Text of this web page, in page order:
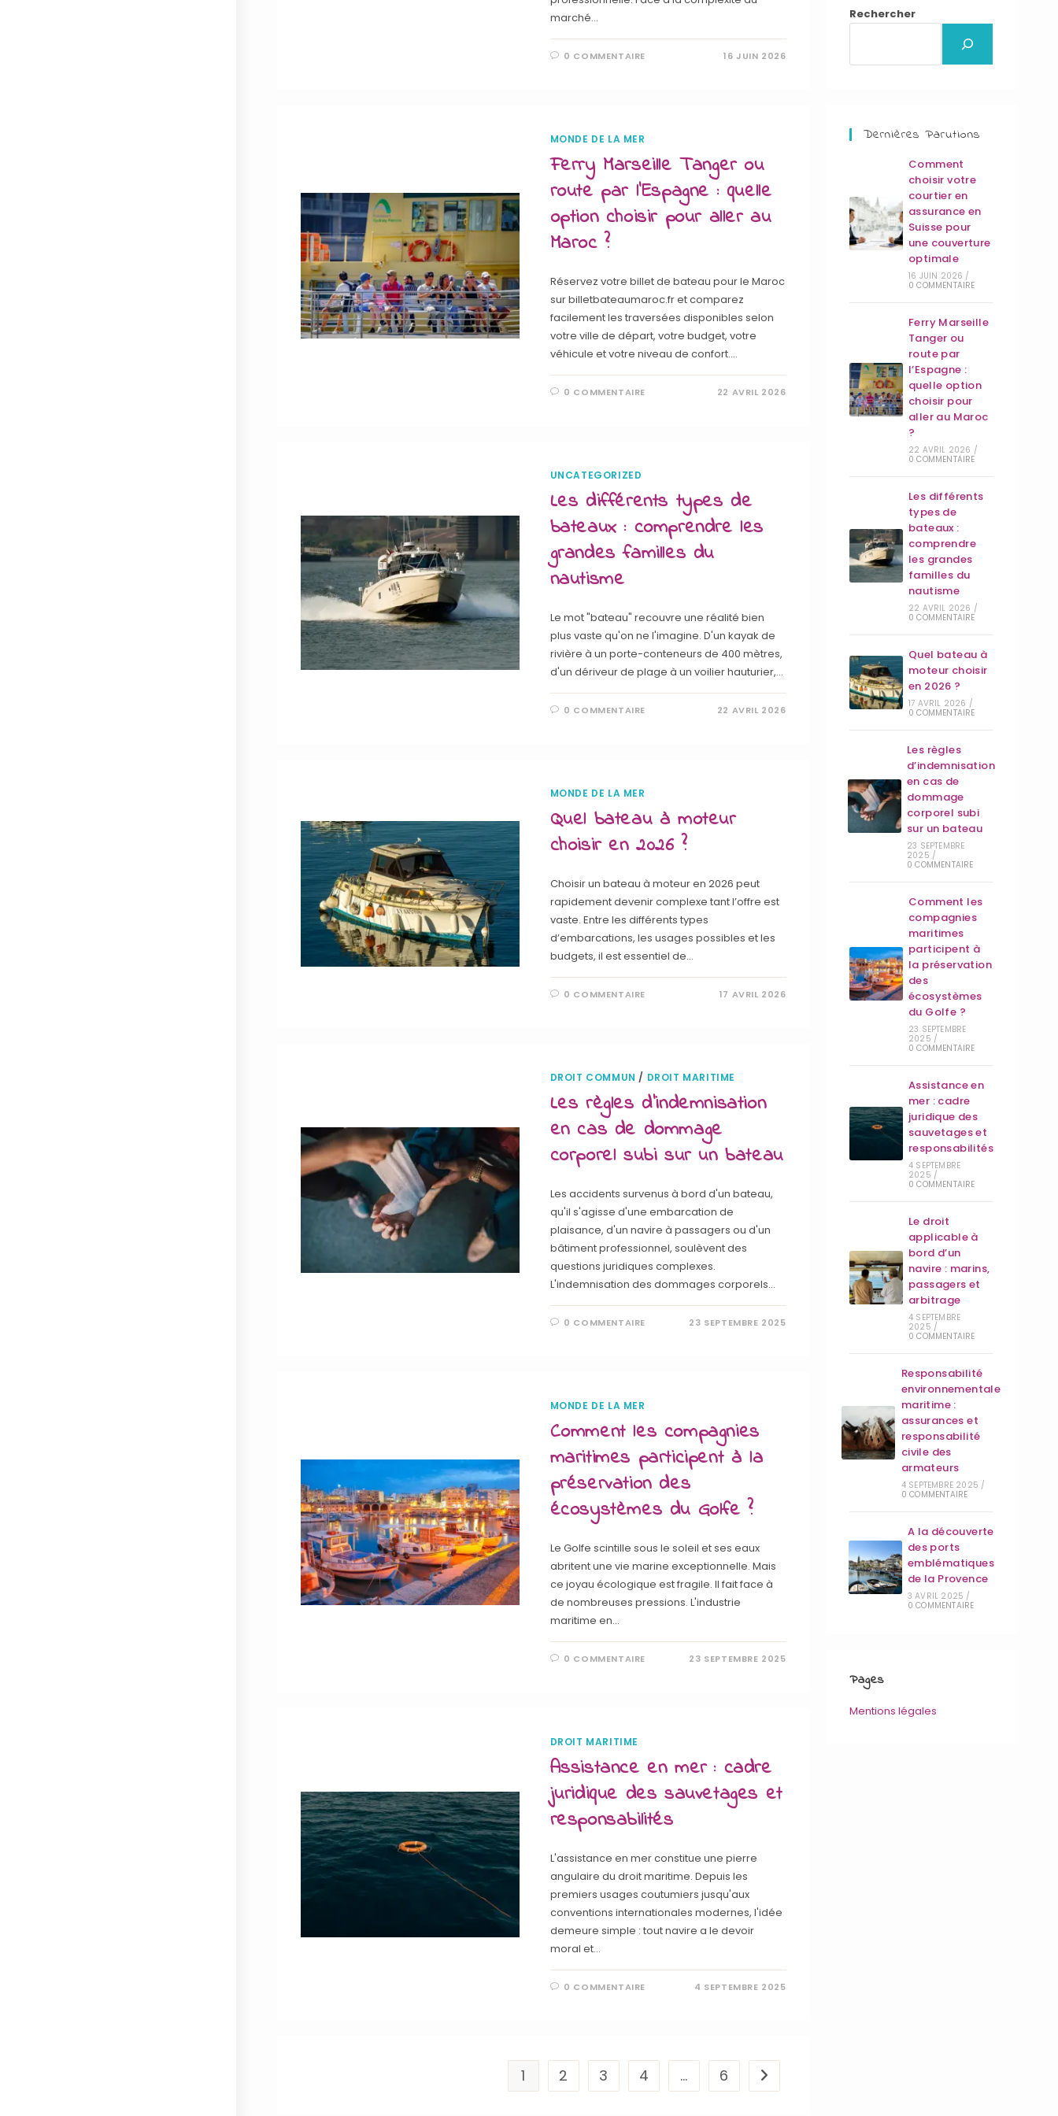
marché…
0 COMMENTAIRE 16 JUIN 2026
MONDE DE LA MER
Ferry Marseille Tanger ou
route par l’Espagne : quelle
option choisir pour aller au
Maroc ?
Réservez votre billet de bateau pour le Maroc
sur billetbateaumaroc.fr et comparez
facilement les traversées disponibles selon
votre ville de départ, votre budget, votre
véhicule et votre niveau de confort.…
0 COMMENTAIRE 22 AVRIL 2026
UNCATEGORIZED
Les différents types de
bateaux : comprendre les
grandes familles du
nautisme
Le mot "bateau" recouvre une réalité bien
plus vaste qu'on ne l'imagine. D'un kayak de
rivière à un porte-conteneurs de 400 mètres,
d'un dériveur de plage à un voilier hauturier,…
0 COMMENTAIRE 22 AVRIL 2026
MONDE DE LA MER
Quel bateau à moteur
choisir en 2026 ?
Choisir un bateau à moteur en 2026 peut
rapidement devenir complexe tant l’offre est
vaste. Entre les différents types
d’embarcations, les usages possibles et les
budgets, il est essentiel de…
0 COMMENTAIRE 17 AVRIL 2026
DROIT COMMUN / DROIT MARITIME
Les règles d’indemnisation
en cas de dommage
corporel subi sur un bateau
Les accidents survenus à bord d'un bateau,
qu'il s'agisse d'une embarcation de
plaisance, d'un navire à passagers ou d'un
bâtiment professionnel, soulèvent des
questions juridiques complexes.
L'indemnisation des dommages corporels…
0 COMMENTAIRE 23 SEPTEMBRE 2025
MONDE DE LA MER
Comment les compagnies
maritimes participent à la
préservation des
écosystèmes du Golfe ?
Le Golfe scintille sous le soleil et ses eaux
abritent une vie marine exceptionnelle. Mais
ce joyau écologique est fragile. Il fait face à
de nombreuses pressions. L'industrie
maritime en…
0 COMMENTAIRE 23 SEPTEMBRE 2025
DROIT MARITIME
Assistance en mer : cadre
juridique des sauvetages et
responsabilités
L'assistance en mer constitue une pierre
angulaire du droit maritime. Depuis les
premiers usages coutumiers jusqu'aux
conventions internationales modernes, l'idée
demeure simple : tout navire a le devoir
moral et…
0 COMMENTAIRE 4 SEPTEMBRE 2025
1 2 3 4 … 6 Aller à la page suivante
Rechercher
Dernières Parutions
Comment
choisir votre
courtier en
assurance en
Suisse pour
une couverture
optimale
16 JUIN 2026 /
0 COMMENTAIRE
Ferry Marseille
Tanger ou
route par
l’Espagne :
quelle option
choisir pour
aller au Maroc
?
22 AVRIL 2026 /
0 COMMENTAIRE
Les différents
types de
bateaux :
comprendre
les grandes
familles du
nautisme
22 AVRIL 2026 /
0 COMMENTAIRE
Quel bateau à
moteur choisir
en 2026 ?
17 AVRIL 2026 /
0 COMMENTAIRE
Les règles
d’indemnisation
en cas de
dommage
corporel subi
sur un bateau
23 SEPTEMBRE
2025 /
0 COMMENTAIRE
Comment les
compagnies
maritimes
participent à
la préservation
des
écosystèmes
du Golfe ?
23 SEPTEMBRE
2025 /
0 COMMENTAIRE
Assistance en
mer : cadre
juridique des
sauvetages et
responsabilités
4 SEPTEMBRE
2025 /
0 COMMENTAIRE
Le droit
applicable à
bord d’un
navire : marins,
passagers et
arbitrage
4 SEPTEMBRE
2025 /
0 COMMENTAIRE
Responsabilité
environnementale
maritime :
assurances et
responsabilité
civile des
armateurs
4 SEPTEMBRE 2025 /
0 COMMENTAIRE
A la découverte
des ports
emblématiques
de la Provence
3 AVRIL 2025 /
0 COMMENTAIRE
Pages
Mentions légales